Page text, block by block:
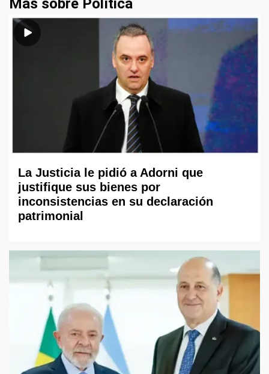
Más sobre Política
La Justicia le pidió a Adorni que
justifique sus bienes por
inconsistencias en su declaración
patrimonial